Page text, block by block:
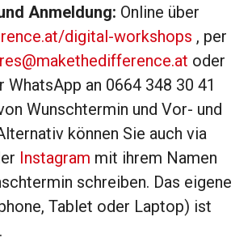
Anmeldung: Online über
digital-workshops , per
oder
WhatsApp an 0664 348 30 41
Wunschtermin und Vor- und
können Sie auch via
Instagram mit ihrem Namen
schreiben. Das eigene
Tablet oder Laptop) ist